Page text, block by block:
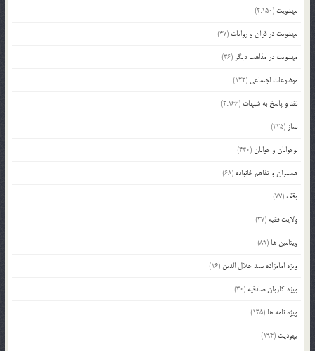
مهدویت (2,150)
مهدویت در قرآن و روایات (47)
مهدویت در مذاهب دیگر (36)
موضوعات اجتماعی (122)
نقد و پاسخ به شبهات (2,166)
نماز (225)
نوجوانان و جوانان(440)
همسران و تفاهم خانواده (68)
وقف (77)
ولایت فقیه (37)
ویتامین ها (89)
ویژه امامزاده سید جلال الدین (16)
ویژه کاروان صادقیه (30)
ویژه نامه ها (135)
یهودیت (194)